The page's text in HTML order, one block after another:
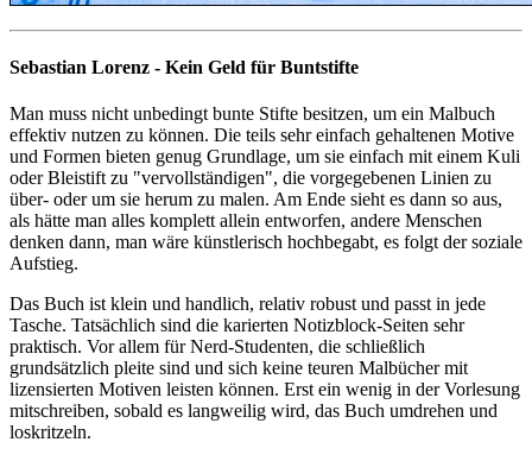
Sebastian Lorenz - Kein Geld für Buntstifte
Man muss nicht unbedingt bunte Stifte besitzen, um ein Malbuch
effektiv nutzen zu können. Die teils sehr einfach gehaltenen Motive
und Formen bieten genug Grundlage, um sie einfach mit einem Kuli
oder Bleistift zu "vervollständigen", die vorgegebenen Linien zu
über- oder um sie herum zu malen. Am Ende sieht es dann so aus,
als hätte man alles komplett allein entworfen, andere Menschen
denken dann, man wäre künstlerisch hochbegabt, es folgt der soziale
Aufstieg.
Das Buch ist klein und handlich, relativ robust und passt in jede
Tasche. Tatsächlich sind die karierten Notizblock-Seiten sehr
praktisch. Vor allem für Nerd-Studenten, die schließlich
grundsätzlich pleite sind und sich keine teuren Malbücher mit
lizensierten Motiven leisten können. Erst ein wenig in der Vorlesung
mitschreiben, sobald es langweilig wird, das Buch umdrehen und
loskritzeln.